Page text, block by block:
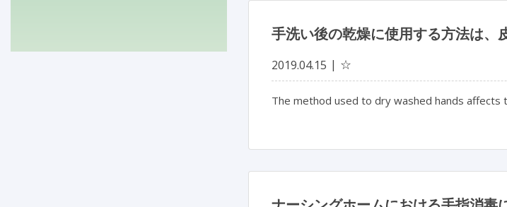
手洗い後の乾燥に使用する方法は、
2019.04.15 ☆
The method used to dry washed hands affects